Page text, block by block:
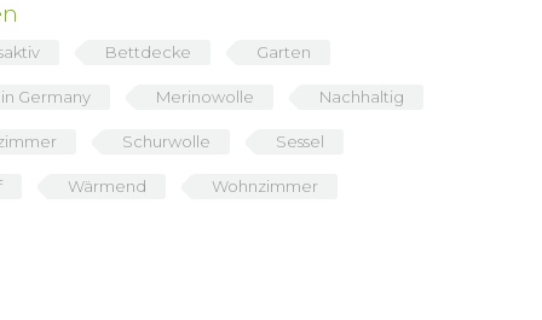
Bettdecke Garten
Germany Merinowolle Nachhaltig
Schurwolle Sessel
Wärmend Wohnzimmer